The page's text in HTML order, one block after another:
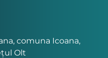
comuna Icoana,
Olt